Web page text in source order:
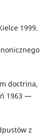
1999.
doctrina,
1963 —
z